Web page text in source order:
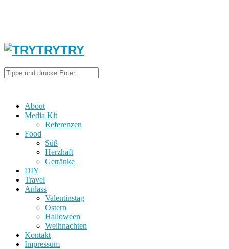
About
Media Kit
Referenzen
Food
Süß
Herzhaft
Getränke
DIY
Travel
Anlass
Valentinstag
Ostern
Halloween
Weihnachten
Kontakt
Impressum